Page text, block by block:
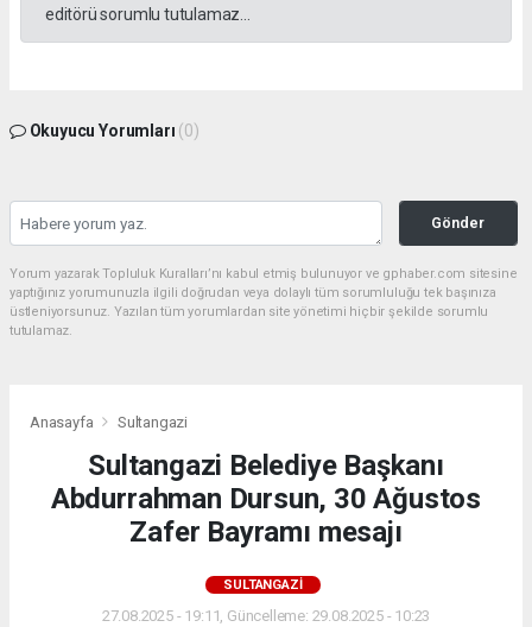
editörü sorumlu tutulamaz...
Okuyucu Yorumları (0)
Gönder
Yorum yazarak Topluluk Kuralları’nı kabul etmiş bulunuyor ve gphaber.com sitesine
yaptığınız yorumunuzla ilgili doğrudan veya dolaylı tüm sorumluluğu tek başınıza
üstleniyorsunuz. Yazılan tüm yorumlardan site yönetimi hiçbir şekilde sorumlu
tutulamaz.
Anasayfa Sultangazi
Sultangazi Belediye Başkanı
Abdurrahman Dursun, 30 Ağustos
Zafer Bayramı mesajı
SULTANGAZI
27.08.2025 - 19:11, Güncelleme: 29.08.2025 - 10:23